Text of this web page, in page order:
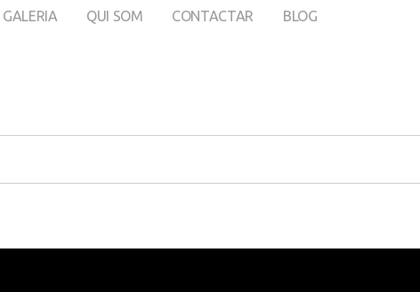
GALERIA QUI SOM CONTACTAR BLOG